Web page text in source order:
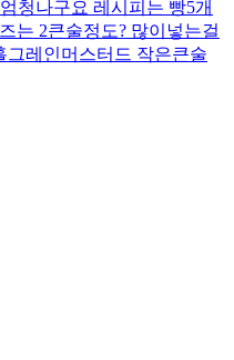
청나구요 레시피는 빵5개
는 2큰술정도? 많이넣는걸
그레인머스터드 작은큰술